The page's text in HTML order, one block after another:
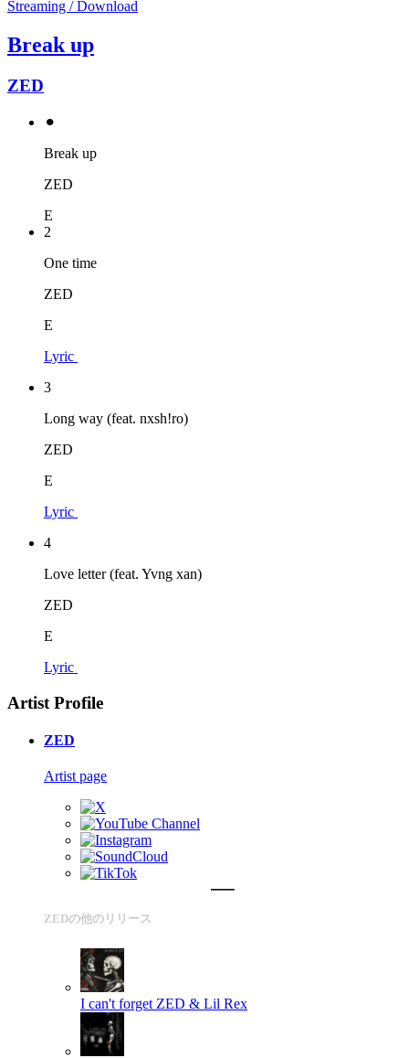
Streaming / Download
Break up
ZED
⚫︎
Break up
ZED
E
2
One time
ZED
E
Lyric
3
Long way (feat. nxsh!ro)
ZED
E
Lyric
4
Love letter (feat. Yvng xan)
ZED
E
Lyric
Artist Profile
ZED
Artist page
ZEDの他のリリース
I can't forget ZED & Lil Rex